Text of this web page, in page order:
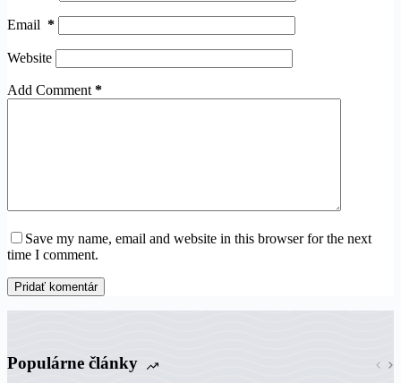
Email *
Website
Add Comment *
Save my name, email and website in this browser for the next
time I comment.
Pridať komentár
Populárne články